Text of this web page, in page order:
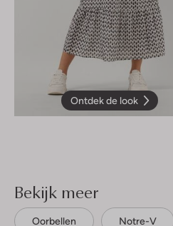
Ontdek de look
Bekijk meer
Oorbellen Notre-V